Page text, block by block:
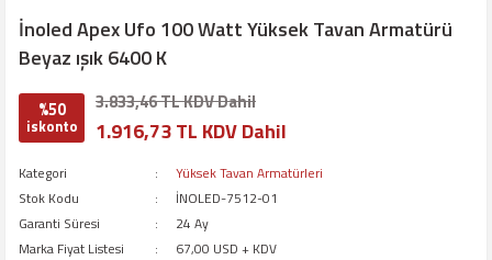
İnoled Apex Ufo 100 Watt Yüksek Tavan Armatürü
Beyaz ışık 6400 K
%50
iskonto
3.833,46 TL KDV Dahil
1.916,73 TL KDV Dahil
Kategori
Yüksek Tavan Armatürleri
Stok Kodu
İNOLED-7512-01
Garanti Süresi
24 Ay
Marka Fiyat Listesi
67,00 USD + KDV